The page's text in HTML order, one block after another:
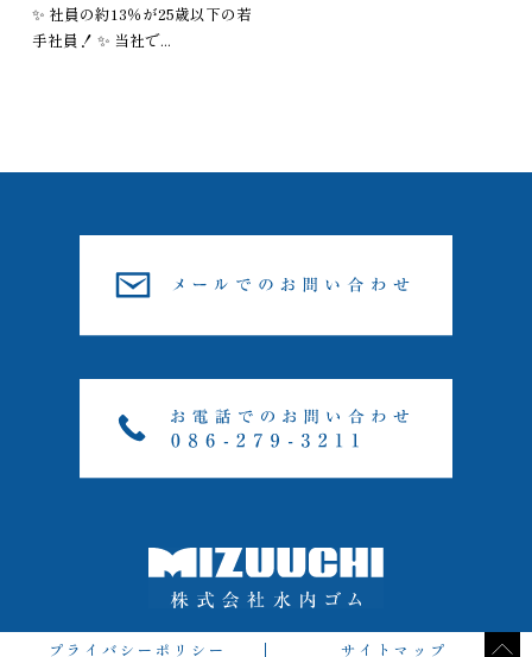
✨ 社員の約13％が25歳以下の若
手社員！ ✨ 当社で...
プライバシーポリシー サイトマップ